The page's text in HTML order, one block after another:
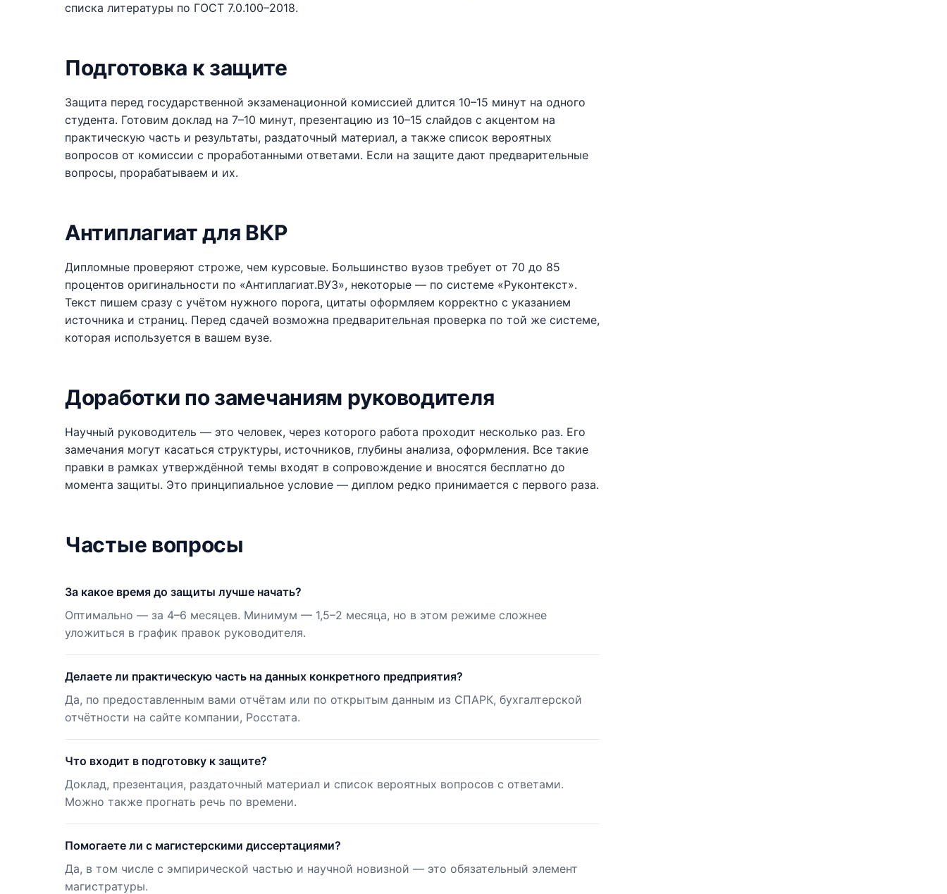
списка литературы по ГОСТ 7.0.100–2018.
Подготовка к защите
Защита перед государственной экзаменационной комиссией длится 10–15 минут на одного
студента. Готовим доклад на 7–10 минут, презентацию из 10–15 слайдов с акцентом на
практическую часть и результаты, раздаточный материал, а также список вероятных
вопросов от комиссии с проработанными ответами. Если на защите дают предварительные
вопросы, прорабатываем и их.
Антиплагиат для ВКР
Дипломные проверяют строже, чем курсовые. Большинство вузов требует от 70 до 85
процентов оригинальности по «Антиплагиат.ВУЗ», некоторые — по системе «Руконтекст».
Текст пишем сразу с учётом нужного порога, цитаты оформляем корректно с указанием
источника и страниц. Перед сдачей возможна предварительная проверка по той же системе,
которая используется в вашем вузе.
Доработки по замечаниям руководителя
Научный руководитель — это человек, через которого работа проходит несколько раз. Его
замечания могут касаться структуры, источников, глубины анализа, оформления. Все такие
правки в рамках утверждённой темы входят в сопровождение и вносятся бесплатно до
момента защиты. Это принципиальное условие — диплом редко принимается с первого раза.
Частые вопросы
За какое время до защиты лучше начать?
Оптимально — за 4–6 месяцев. Минимум — 1,5–2 месяца, но в этом режиме сложнее
уложиться в график правок руководителя.
Делаете ли практическую часть на данных конкретного предприятия?
Да, по предоставленным вами отчётам или по открытым данным из СПАРК, бухгалтерской
отчётности на сайте компании, Росстата.
Что входит в подготовку к защите?
Доклад, презентация, раздаточный материал и список вероятных вопросов с ответами.
Можно также прогнать речь по времени.
Помогаете ли с магистерскими диссертациями?
Да, в том числе с эмпирической частью и научной новизной — это обязательный элемент
магистратуры.